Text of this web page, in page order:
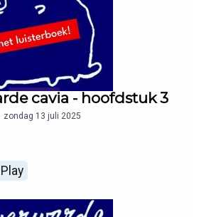
cavia - hoofdstuk 3
zondag 13 juli 2025
Play